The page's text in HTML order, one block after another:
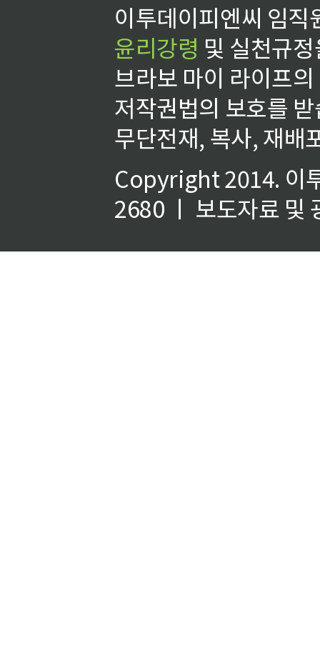
이투데이피엔씨 임
윤리강령 및 실천규
브라보 마이 라이프
저작권법의 보호를
무단전재, 복사, 재배
Copyright 2014. 이
2680 ㅣ 보도자료